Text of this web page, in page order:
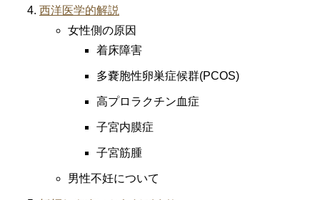
西洋医学的解説
女性側の原因
着床障害
多嚢胞性卵巣症候群(PCOS)
高プロラクチン血症
子宮内膜症
子宮筋腫
男性不妊について